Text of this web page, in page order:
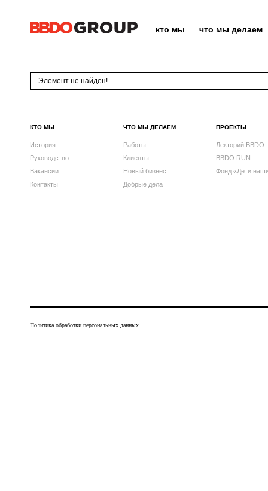
кто мы что мы делаем
Элемент не найден!
КТО МЫ
История
Руководство
Вакансии
Контакты
ЧТО МЫ ДЕЛАЕМ
Работы
Клиенты
Новый бизнес
Добрые дела
ПРОЕКТЫ
Лекторий BBDO
BBDO RUN
Фонд «Дети
Политика обработки персональных данных